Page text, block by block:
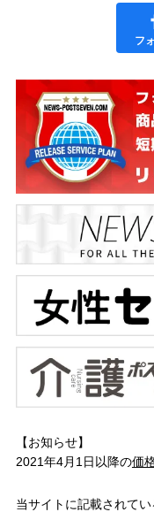
フ
【お知らせ】
2021年4月1日以降の価
当サイトに記載されて